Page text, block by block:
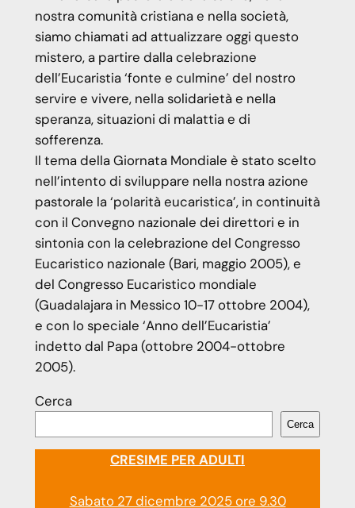
nostra comunità cristiana e nella società,
siamo chiamati ad attualizzare oggi questo
mistero, a partire dalla celebrazione
dell’Eucaristia ‘fonte e culmine’ del nostro
servire e vivere, nella solidarietà e nella
speranza, situazioni di malattia e di
sofferenza.
Il tema della Giornata Mondiale è stato scelto
nell’intento di sviluppare nella nostra azione
pastorale la ‘polarità eucaristica’, in continuità
con il Convegno nazionale dei direttori e in
sintonia con la celebrazione del Congresso
Eucaristico nazionale (Bari, maggio 2005), e
del Congresso Eucaristico mondiale
(Guadalajara in Messico 10-17 ottobre 2004),
e con lo speciale ‘Anno dell’Eucaristia’
indetto dal Papa (ottobre 2004-ottobre
2005).
Cerca
Cerca
CRESIME PER ADULTI
Sabato 27 dicembre 2025 ore 9.30